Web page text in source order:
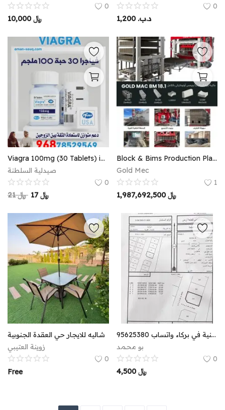
0
10,000﷼
0
1,200 .د.ب
Viagra 100mg (30 Tablets) in Oman
صيدلية السلطنة
0
21﷼ 17﷼
Block & Bims Production Plant BM 18.1 – Turnkey Delivery | 2-Year Warranty
Gold Mec
1
1,987,692,500﷼
شاليه للايجار حي العقدة الجنوبية
زوينة العتيبي
0
Free
للبيع ارض سكنية في بركاء واتساب 95625380
بو محمد
0
4,500﷼